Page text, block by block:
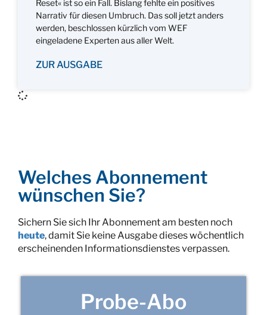
Reset« ist so ein Fall. Bislang fehlte ein positives
Narrativ für diesen Umbruch. Das soll jetzt anders
werden, beschlossen kürzlich vom WEF
eingeladene Experten aus aller Welt.
ZUR AUSGABE
Welches Abonnement
wünschen Sie?
Sichern Sie sich Ihr Abonnement am besten noch
heute, damit Sie keine Ausgabe dieses wöchentlich
erscheinenden Informationsdienstes verpassen.
Probe-Abo